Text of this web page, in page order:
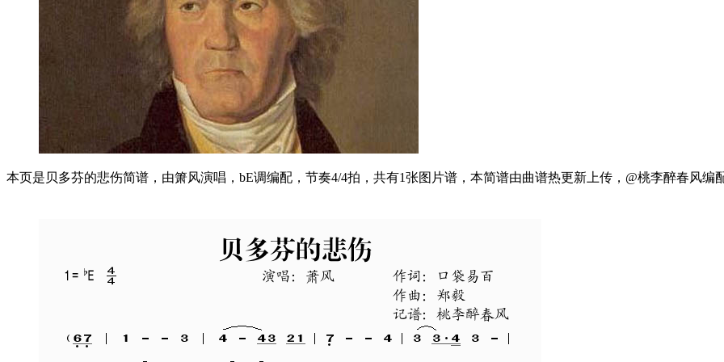
本页是贝多芬的悲伤简谱，由箫风演唱，bE调编配，节奏4/4拍，共有1张图片谱，本简谱由曲谱热更新上传，@桃李醉春风编